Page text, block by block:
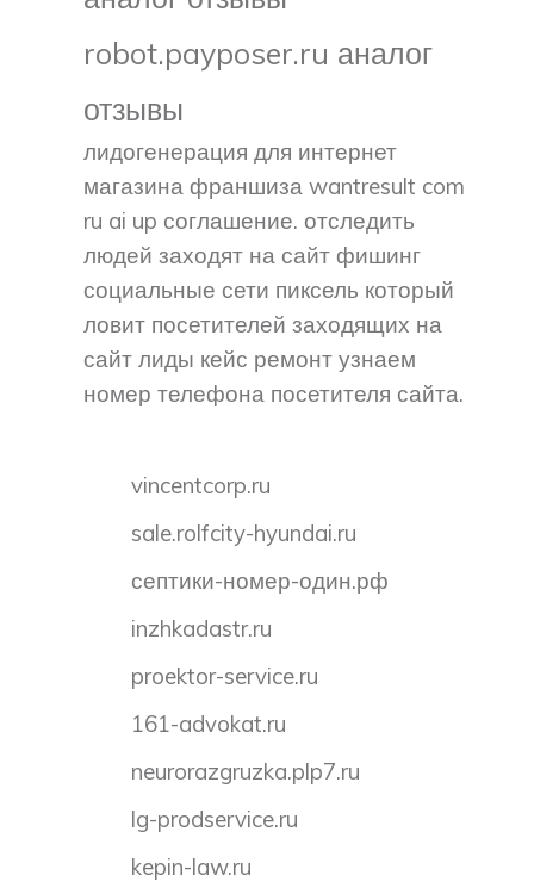
robot.payposer.ru аналог
отзывы
лидогенерация для интернет
магазина франшиза wantresult com
ru ai up соглашение. отследить
людей заходят на сайт фишинг
социальные сети пиксель который
ловит посетителей заходящих на
сайт лиды кейс ремонт узнаем
номер телефона посетителя сайта.
vincentcorp.ru
sale.rolfcity-hyundai.ru
септики-номер-один.рф
inzhkadastr.ru
proektor-service.ru
161-advokat.ru
neurorazgruzka.plp7.ru
lg-prodservice.ru
kepin-law.ru